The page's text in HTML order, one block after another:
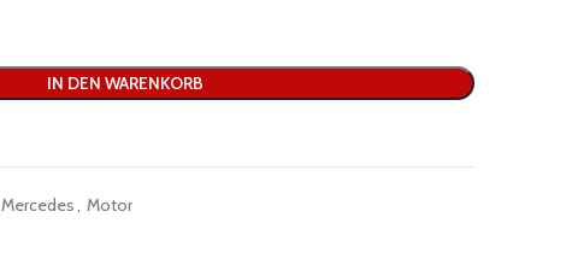
IN DEN WARENKORB
Mercedes, Motor